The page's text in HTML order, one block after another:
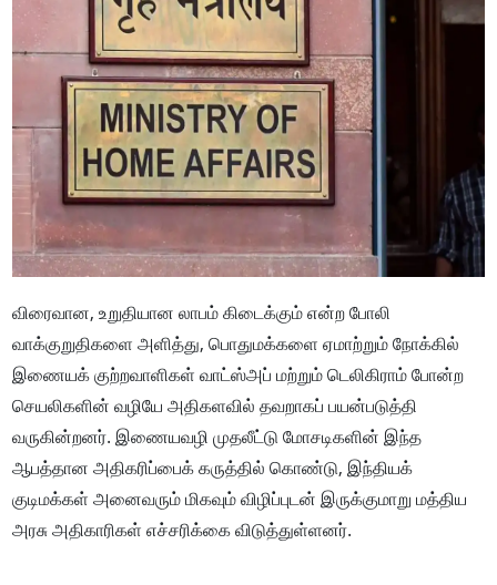
விரைவான, உறுதியான லாபம் கிடைக்கும் என்ற போலி
வாக்குறுதிகளை அளித்து, பொதுமக்களை ஏமாற்றும் நோக்கில்
இணையக் குற்றவாளிகள் வாட்ஸ்அப் மற்றும் டெலிகிராம் போன்ற
செயலிகளின் வழியே அதிகளவில் தவறாகப் பயன்படுத்தி
வருகின்றனர். இணையவழி முதலீட்டு மோசடிகளின் இந்த
ஆபத்தான அதிகரிப்பைக் கருத்தில் கொண்டு, இந்தியக்
குடிமக்கள் அனைவரும் மிகவும் விழிப்புடன் இருக்குமாறு மத்திய
அரசு அதிகாரிகள் எச்சரிக்கை விடுத்துள்ளனர்.